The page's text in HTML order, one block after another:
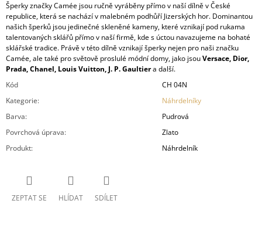
Šperky značky Camée jsou ručně vyráběny přímo v naší dílně v České
republice, která se nachází v malebném podhůří Jizerských hor. Dominantou
našich šperků jsou jedinečné skleněné kameny, které vznikají pod rukama
talentovaných sklářů přímo v naší firmě, kde s úctou navazujeme na bohaté
sklářské tradice. Právě v této dílně vznikají šperky nejen pro naši značku
Camée, ale také pro světově proslulé módní domy, jako jsouVersace, Dior,
Prada, Chanel, Louis Vuitton, J. P. Gaultiera další.
Kód
CH 04N
Kategorie:
Náhrdelníky
Barva:
Pudrová
Povrchová úprava:
Zlato
Produkt: Náhrdelník
ZEPTAT SE HLÍDAT SDÍLET